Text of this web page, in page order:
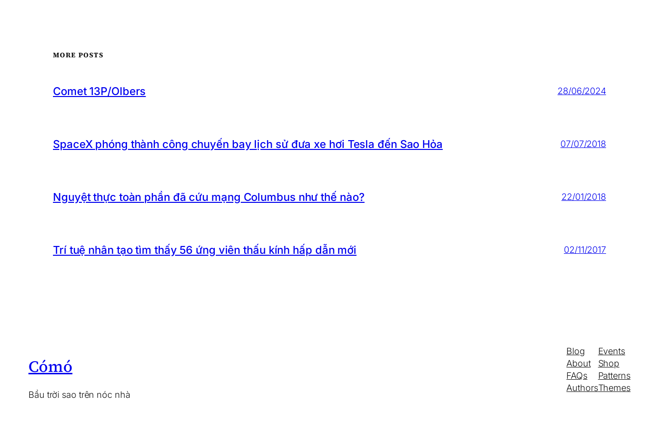
MORE POSTS
Comet 13P/Olbers 28/06/2024
SpaceX phóng thành công chuyến bay lịch sử đưa xe hơi Tesla đến Sao Hỏa 07/07/2018
Nguyệt thực toàn phần đã cứu mạng Columbus như thế nào? 22/01/2018
Trí tuệ nhân tạo tìm thấy 56 ứng viên thấu kính hấp dẫn mới 02/11/2017
Cómó
Bầu trời sao trên nóc nhà
Blog
About
FAQs
Authors
Events
Shop
Patterns
Themes